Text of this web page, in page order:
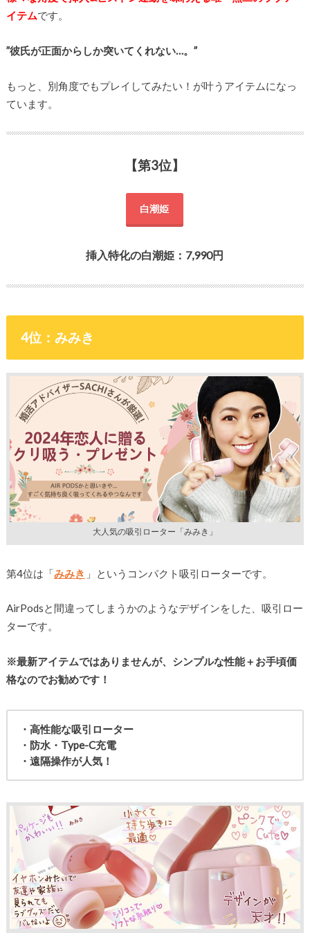
イテムです。
”彼氏が正面からしか突いてくれない…。”
もっと、別角度でもプレイしてみたい！が叶うアイテムになっ
ています。
【第3位】
白潮姫
挿入特化の白潮姫：7,990円
4位：みみき
大人気の吸引ローター「みみき」
第4位は「みみき 」というコンパクト吸引ローターです。
AirPodsと間違ってしまうかのようなデザインをした、吸引ロー
ターです。
※最新アイテムではありませんが、シンプルな性能＋お手頃価
格なのでお勧めです！
・高性能な吸引ローター
・防水・Type-C充電
・遠隔操作が人気！